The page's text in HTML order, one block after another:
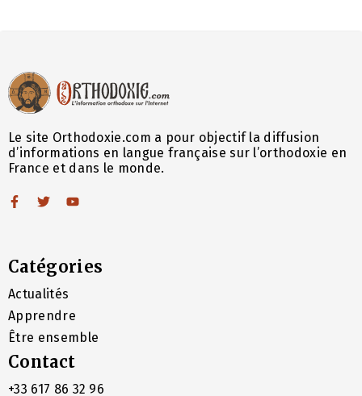
Le site Orthodoxie.com a pour objectif la diffusion
d’informations en langue française sur l’orthodoxie en
France et dans le monde.
Catégories
Actualités
Apprendre
Être ensemble
Contact
+33 617 86 32 96